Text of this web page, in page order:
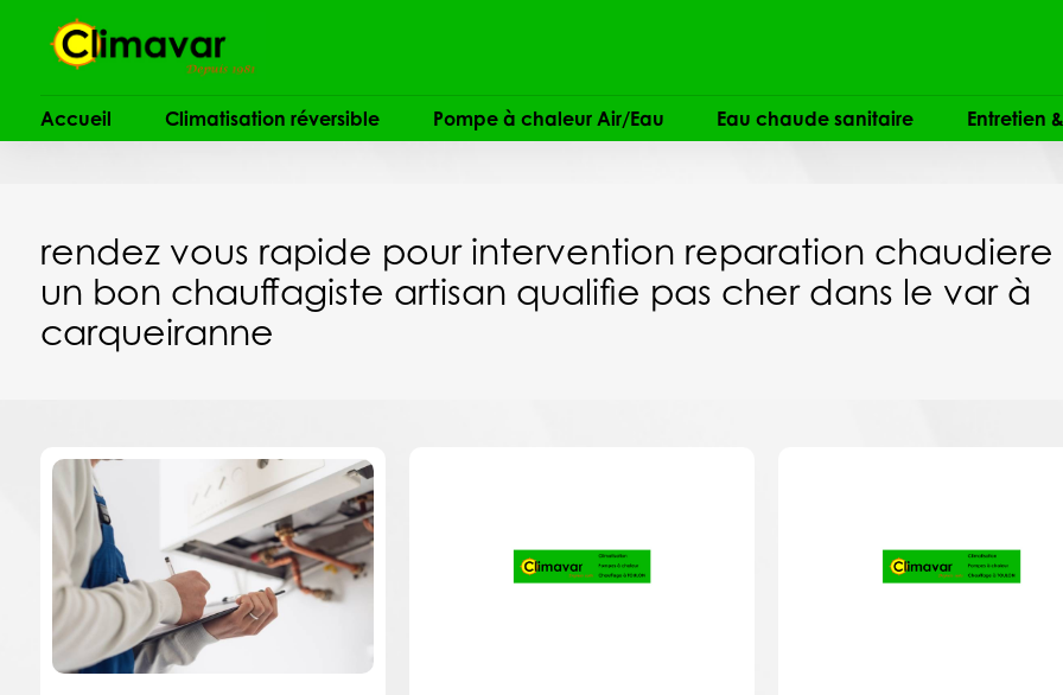
Accueil Climatisation réversible Pompe à chaleur Air/Eau Eau chaude sanitaire Entretien
rendez vous rapide pour intervention reparation chaudiere
un bon chauffagiste artisan qualifie pas cher dans le var à
carqueiranne